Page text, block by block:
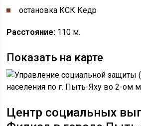
остановка КСК Кедр
Расстояние: 110 м.
Показать на карте
Центр социальных